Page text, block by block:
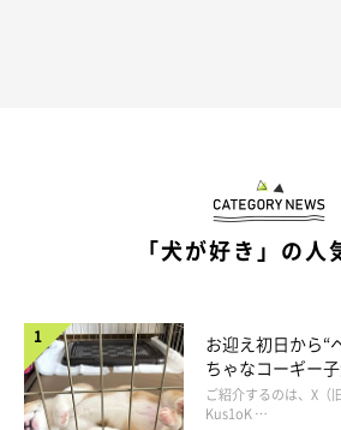
「犬が好き」の人
お迎え初日から“
ちゃなコーギー
コ“コーギースマ
長！
ご紹介するのは、X
Kus1oK …